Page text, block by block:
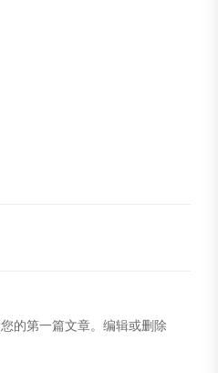
的第一篇文章。编辑或删除